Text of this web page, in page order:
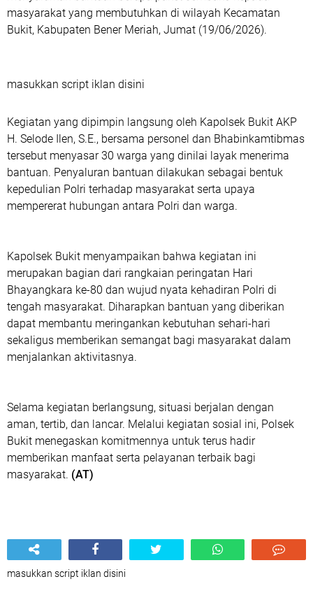
masyarakat yang membutuhkan di wilayah Kecamatan
Bukit, Kabupaten Bener Meriah, Jumat (19/06/2026).
masukkan script iklan disini
Kegiatan yang dipimpin langsung oleh Kapolsek Bukit AKP
H. Selode Ilen, S.E., bersama personel dan Bhabinkamtibmas
tersebut menyasar 30 warga yang dinilai layak menerima
bantuan. Penyaluran bantuan dilakukan sebagai bentuk
kepedulian Polri terhadap masyarakat serta upaya
mempererat hubungan antara Polri dan warga.
Kapolsek Bukit menyampaikan bahwa kegiatan ini
merupakan bagian dari rangkaian peringatan Hari
Bhayangkara ke-80 dan wujud nyata kehadiran Polri di
tengah masyarakat. Diharapkan bantuan yang diberikan
dapat membantu meringankan kebutuhan sehari-hari
sekaligus memberikan semangat bagi masyarakat dalam
menjalankan aktivitasnya.
Selama kegiatan berlangsung, situasi berjalan dengan
aman, tertib, dan lancar. Melalui kegiatan sosial ini, Polsek
Bukit menegaskan komitmennya untuk terus hadir
memberikan manfaat serta pelayanan terbaik bagi
masyarakat. (AT)
masukkan script iklan disini